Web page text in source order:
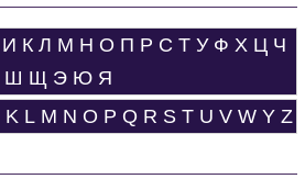
И К Л М Н О П Р С Т У Ф Х Ц Ч
Ш Щ Э Ю Я
K L M N O P Q R S T U V W Y Z